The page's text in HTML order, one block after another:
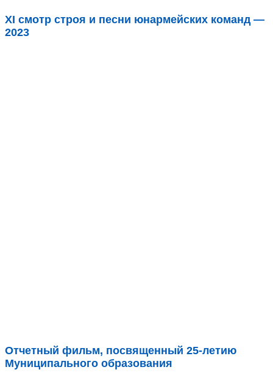
XI cмотр строя и песни юнармейских команд —
2023
Отчетный фильм, посвященный 25-летию
Муниципального образования